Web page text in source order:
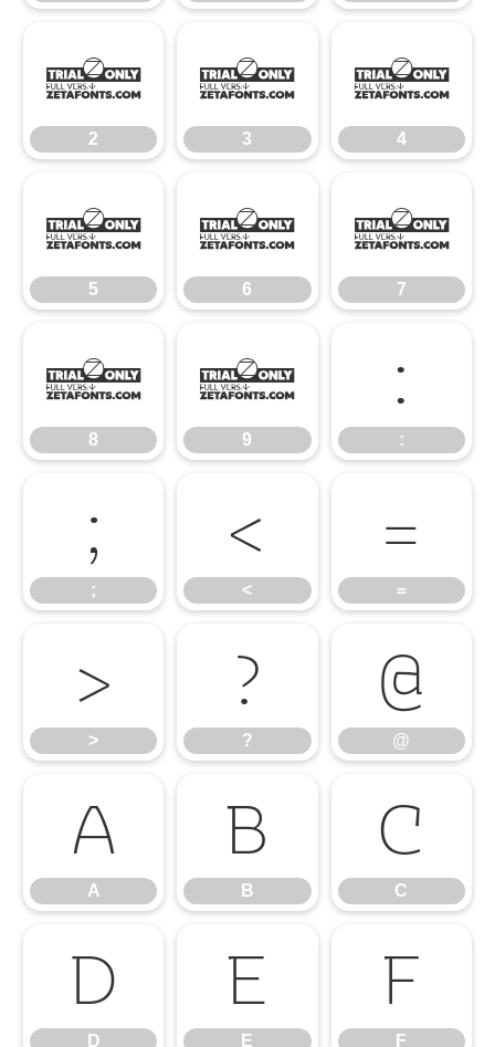
2
2
3
3
4
4
5
5
6
6
7
7
8
8
9
9
:
:
;
;
<
<
=
=
>
>
?
?
@
@
A
A
B
B
C
C
D
D
E
E
F
F